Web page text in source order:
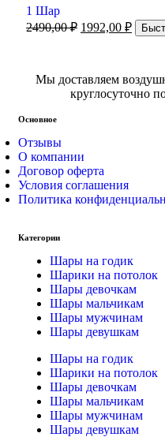
1 Шар
2490,00₽ 1992,00 ₽
Мы доставляем
круглосуточно
Основное
Отзывы
О компании
Договор оферта
Условия соглашения
Политика
Категории
Шары на годик
Шарики на потолок
Шары девочкам
Шары мальчикам
Шары мужчинам
Шары девушкам
Шары на годик
Шарики на потолок
Шары девочкам
Шары мальчикам
Шары мужчинам
Шары девушкам